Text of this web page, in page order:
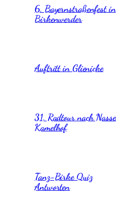
6. Bayernstraßenfest in
Birkenwerder
Auftritt in Glienicke
31. Radtour nach
Kamelhof
Tanz-Birke Quiz
Antworten